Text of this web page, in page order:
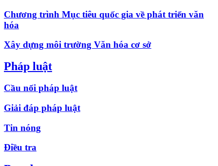
Chương trình Mục tiêu quốc gia về phát triển văn
hóa
Xây dựng môi trường Văn hóa cơ sở
Pháp luật
Cầu nối pháp luật
Giải đáp pháp luật
Tin nóng
Điều tra